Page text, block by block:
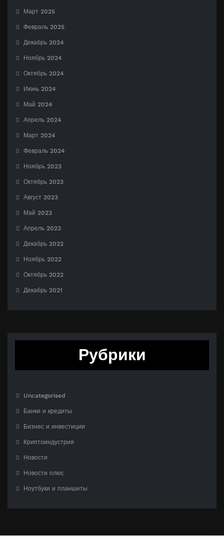
Март 2025
Февраль 2025
Декабрь 2024
Ноябрь 2024
Октябрь 2024
Июнь 2024
Май 2024
Апрель 2024
Март 2024
Февраль 2024
Ноябрь 2023
Октябрь 2023
Август 2023
Май 2023
Апрель 2023
Декабрь 2022
Ноябрь 2022
Октябрь 2022
Декабрь 2021
Рубрики
Uncategorised
Банки и кредиты
Бизнес и инвестиции
Криптоиндустрия
Новости
Новости плюс
Ноутбуки и планшеты